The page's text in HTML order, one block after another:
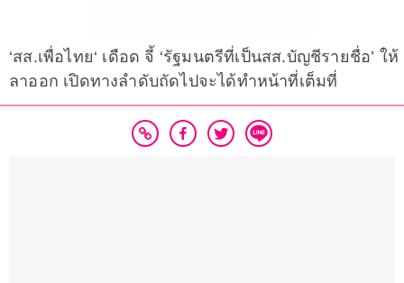
‘สส.เพื่อไทย‘ เดือด จี้ ‘รัฐมนตรีที่เป็นสส.บัญชีรายชื่อ’ ให้
ลาออก เปิดทางลำดับถัดไปจะได้ทำหน้าที่เต็มที่